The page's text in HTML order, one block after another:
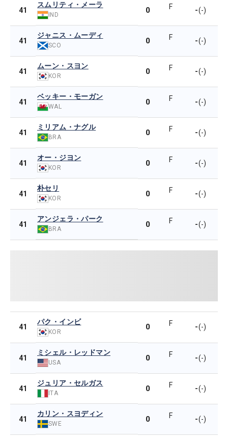
41
スムリティ・メーラ
IND 0 F -(-)
41
ジャニス・ムーディ
SCO 0 F -(-)
41
ムーン・スヨン
KOR 0 F -(-)
41
ベッキー・モーガン
WAL 0 F -(-)
41
ミリアム・ナグル
BRA 0 F -(-)
41
オー・ジヨン
KOR 0 F -(-)
41
朴セリ
KOR 0 F -(-)
41
アンジェラ・パーク
BRA 0 F -(-)
41
パク・インビ
KOR
0 F -(-)
41
ミシェル・レッドマン
USA 0 F -(-)
41
ジュリア・セルガス
ITA 0 F -(-)
41
カリン・スヨディン
SWE 0 F -(-)